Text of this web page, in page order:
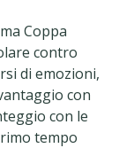
Coppa
contro
di emozioni,
con
con le
tempo